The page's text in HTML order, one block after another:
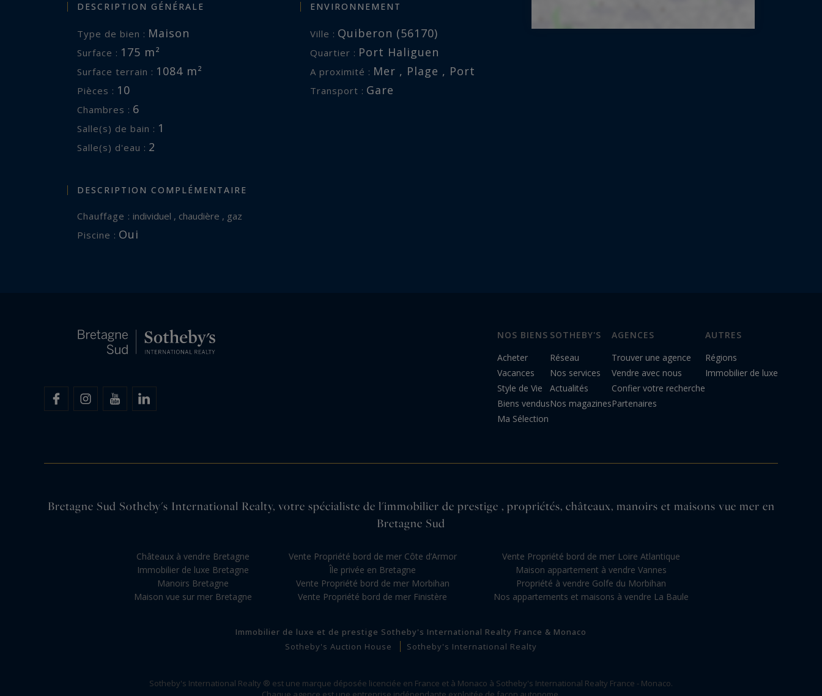
DESCRIPTION GÉNÉRALE
Type de bien : Maison
Surface : 175 m²
Surface terrain : 1084 m²
Pièces : 10
Chambres : 6
Salle(s) de bain : 1
Salle(s) d'eau : 2
ENVIRONNEMENT
Ville : Quiberon (56170)
Quartier : Port Haliguen
A proximité : Mer , Plage , Port
Transport : Gare
DESCRIPTION COMPLÉMENTAIRE
Chauffage : individuel , chaudière , gaz
Piscine : Oui
NOS BIENS
Acheter
Vacances
Style de Vie
Biens vendus
Ma Sélection
SOTHEBY'S
Réseau
Nos services
Actualités
Nos magazines
AGENCES
Trouver une agence
Vendre avec nous
Confier votre recherche
Partenaires
AUTRES
Régions
Immobilier de luxe
Bretagne Sud Sotheby's International Realty, votre spécialiste de l'immobilier de prestige , propriétés, châteaux, manoirs et maisons vue mer en
Bretagne Sud
Châteaux à vendre Bretagne
Immobilier de luxe Bretagne
Manoirs Bretagne
Maison vue sur mer Bretagne
Vente Propriété bord de mer Côte d’Armor
Île privée en Bretagne
Vente Propriété bord de mer Morbihan
Vente Propriété bord de mer Finistère
Vente Propriété bord de mer Loire Atlantique
Maison appartement à vendre Vannes
Propriété à vendre Golfe du Morbihan
Nos appartements et maisons à vendre La Baule
Immobilier de luxe et de prestige Sotheby's International Realty France & Monaco
Sotheby's Auction House
Sotheby's International Realty
Sotheby's International Realty ® est une marque déposée licenciée en France et à Monaco à Sotheby's International Realty France - Monaco.